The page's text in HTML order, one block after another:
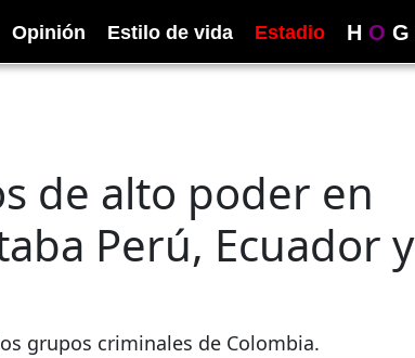
Opinión Estilo de vida Estadio H O G
de alto poder en
Perú, Ecuador y
grupos criminales de Colombia.